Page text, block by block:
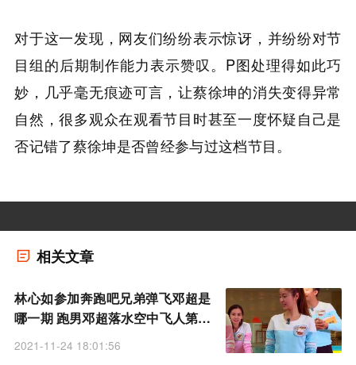
对于这一发现，网友们纷纷表示惊讶，并纷纷对节
目组的后期制作能力表示赞叹。P图处理得如此巧
妙，几乎毫无痕迹可言，让蔡徐坤的消失变得异常
自然，很多观众在观看节目时甚至一度怀疑自己是
否记错了蔡徐坤是否曾经参与过这档节目。
相关文章
林心如参加奔跑吧兄弟弹飞邓超是
哪一期 跑男邓超落水空中飞人第几
季第几期
2021-11-24 18:01:56